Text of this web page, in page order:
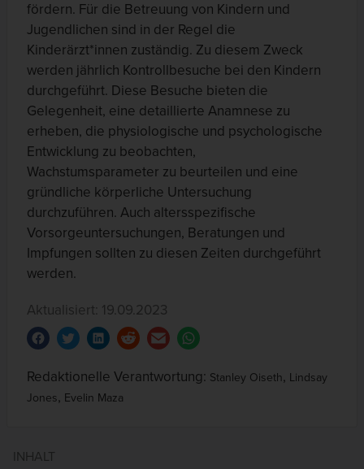
fördern. Für die Betreuung von Kindern und
Jugendlichen sind in der Regel die
Kinderärzt*innen zuständig. Zu diesem Zweck
werden jährlich Kontrollbesuche bei den Kindern
durchgeführt. Diese Besuche bieten die
Gelegenheit, eine detaillierte Anamnese zu
erheben, die physiologische und psychologische
Entwicklung zu beobachten,
Wachstumsparameter zu beurteilen und eine
gründliche körperliche Untersuchung
durchzuführen. Auch altersspezifische
Vorsorgeuntersuchungen, Beratungen und
Impfungen sollten zu diesen Zeiten durchgeführt
werden.
Aktualisiert: 19.09.2023
Redaktionelle Verantwortung: Stanley Oiseth, Lindsay
Jones, Evelin Maza
INHALT